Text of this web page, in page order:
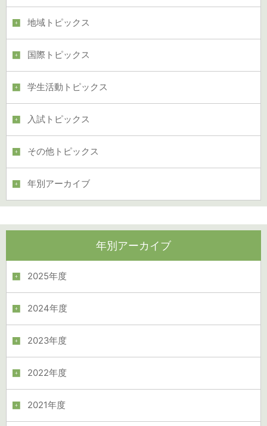
地域トピックス
国際トピックス
学生活動トピックス
入試トピックス
その他トピックス
年別アーカイブ
年別アーカイブ
2025年度
2024年度
2023年度
2022年度
2021年度